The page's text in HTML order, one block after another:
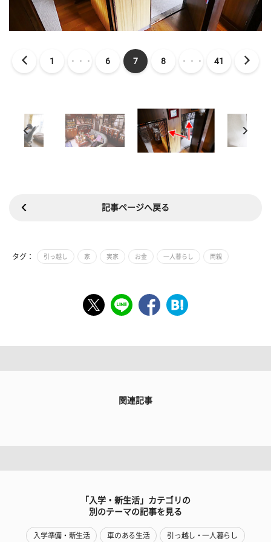
1 ・・・ 6 7 8 ・・・ 41
記事ページへ戻る
タグ： 引っ越し 家 実家 お金 一人暮らし 両親
関連記事
「入学・新生活」カテゴリの
別のテーマの記事を見る
入学準備・新生活 車のある生活 引っ越し・一人暮らし